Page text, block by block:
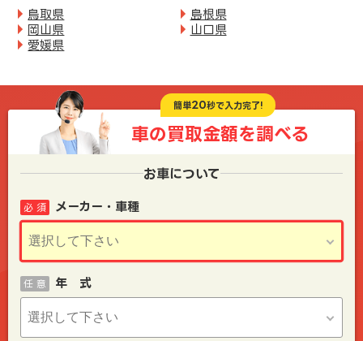
鳥取県
島根県
岡山県
山口県
愛媛県
簡単20秒で入力完了!
車の買取金額を調べる
お車について
メーカー・車種
必 須
年 式
任 意